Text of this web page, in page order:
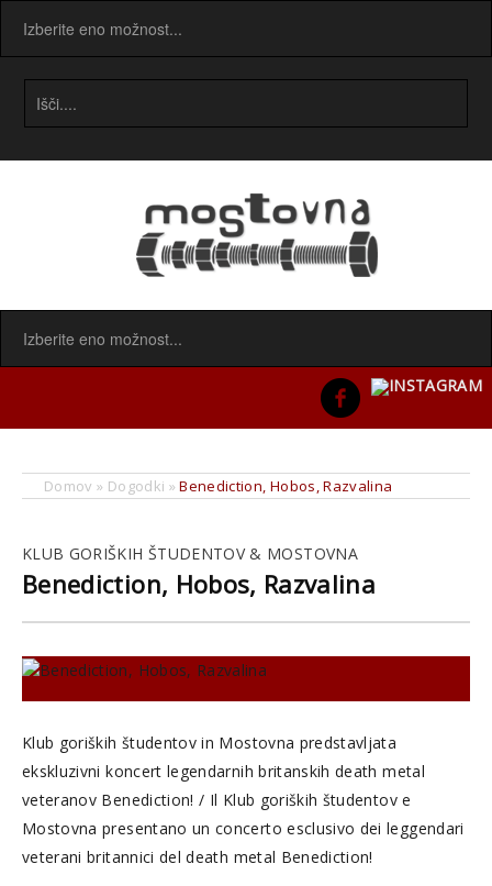
Domov » Dogodki »Benediction, Hobos, Razvalina
KLUB GORIŠKIH ŠTUDENTOV & MOSTOVNA
Benediction, Hobos, Razvalina
Klub goriških študentov in Mostovna predstavljata
ekskluzivni koncert legendarnih britanskih death metal
veteranov Benediction! / Il Klub goriških študentov e
Mostovna presentano un concerto esclusivo dei leggendari
veterani britannici del death metal Benediction!